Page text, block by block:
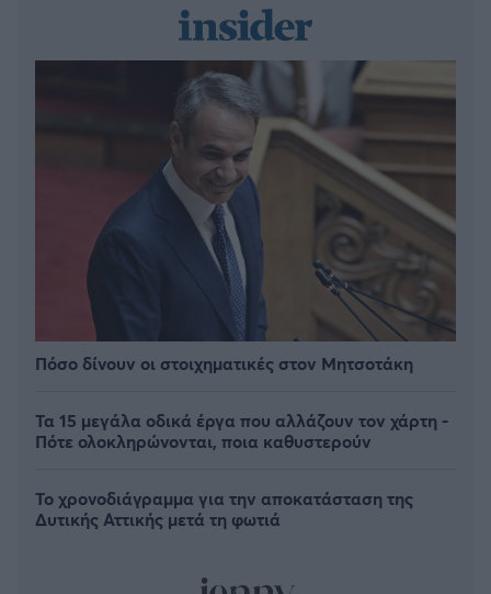
Πόσο δίνουν οι στοιχηματικές στον Μητσοτάκη
Τα 15 μεγάλα οδικά έργα που αλλάζουν τον χάρτη -
Πότε ολοκληρώνονται, ποια καθυστερούν
Το χρονοδιάγραμμα για την αποκατάσταση της
Δυτικής Αττικής μετά τη φωτιά